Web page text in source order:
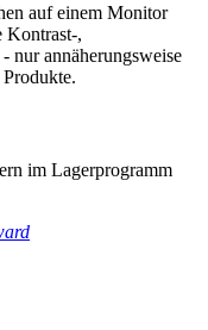
auf einem Monitor
Kontrast-,
nur annäherungsweise
im Lagerprogramm